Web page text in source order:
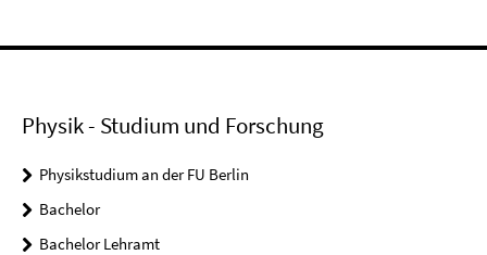
Physik - Studium und Forschung
Physikstudium an der FU Berlin
Bachelor
Bachelor Lehramt